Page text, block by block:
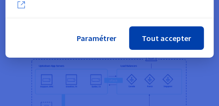
Paramétrer Tout accepter